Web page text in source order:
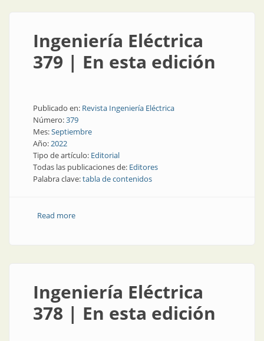
Ingeniería Eléctrica
379 | En esta edición
Publicado en: Revista Ingeniería Eléctrica
Número:379
Mes:Septiembre
Año:2022
Tipo de artículo: Editorial
Todas las publicaciones de: Editores
Palabra clave:tabla de contenidos
Read moreabout Ingeniería Eléctrica 379 | En esta edición
Ingeniería Eléctrica
378 | En esta edición